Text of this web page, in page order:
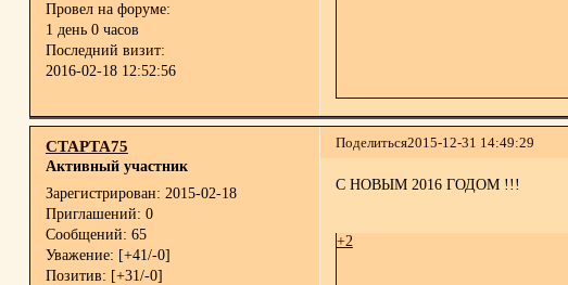
Провел на форуме:
1 день 0 часов
Последний визит:
2016-02-18 12:52:56
Поделиться2015-12-31 14:49:29
СТАРТА75
Активный участник
Зарегистрирован: 2015-02-18
Приглашений: 0
Сообщений: 65
Уважение: [+41/-0]
Позитив: [+31/-0]
С НОВЫМ 2016 ГОДОМ !!!
+2